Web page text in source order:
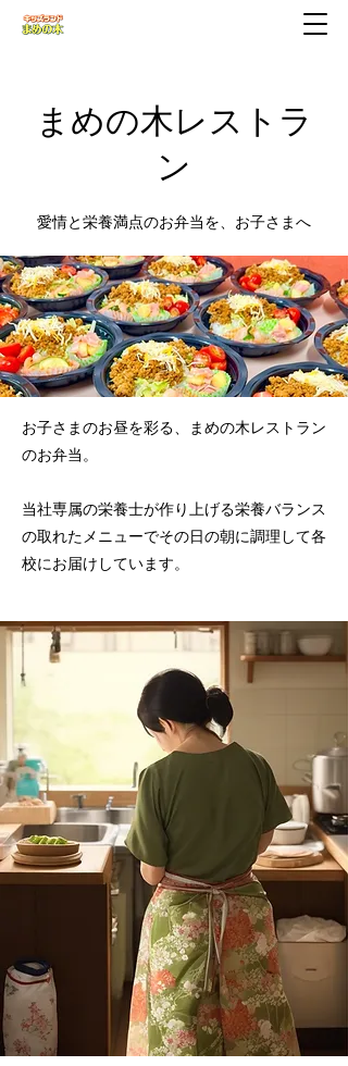
まめの木レストラ
ン
愛情と栄養満点のお弁当を、お子さまへ
お子さまのお昼を彩る、まめの木レストラン
のお弁当。
当社専属の栄養士が作り上げる栄養バランス
の取れたメニューでその日の朝に調理して各
校にお届けしています。